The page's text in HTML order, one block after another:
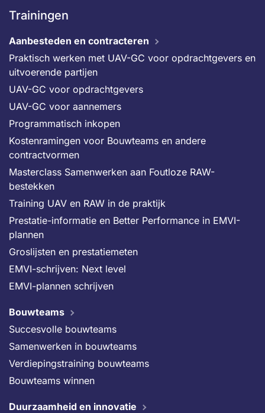
Trainingen
Aanbesteden en contracteren
Praktisch werken met UAV-GC voor opdrachtgevers en
uitvoerende partijen
UAV-GC voor opdrachtgevers
UAV-GC voor aannemers
Programmatisch inkopen
Kostenramingen voor Bouwteams en andere
contractvormen
Masterclass Samenwerken aan Foutloze RAW-
bestekken
Training UAV en RAW in de praktijk
Prestatie-informatie en Better Performance in EMVI-
plannen
Groslijsten en prestatiemeten
EMVI-schrijven: Next level
EMVI-plannen schrijven
Bouwteams
Succesvolle bouwteams
Samenwerken in bouwteams
Verdiepingstraining bouwteams
Bouwteams winnen
Duurzaamheid en innovatie